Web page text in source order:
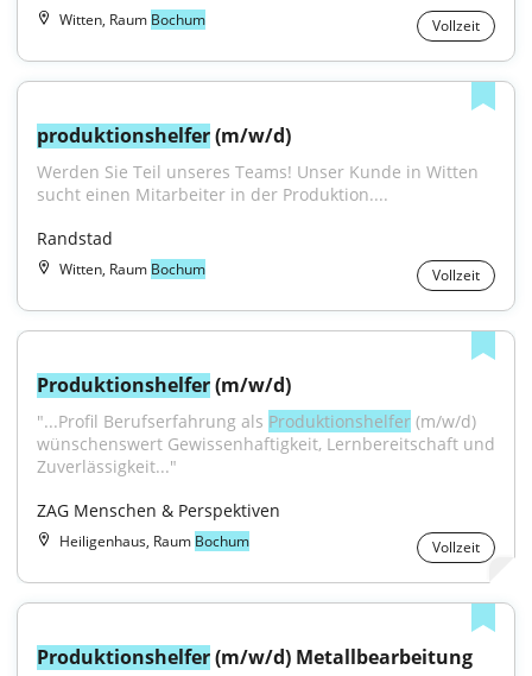
Witten, Raum Bochum Vollzeit
produktionshelfer (m/w/d)
Werden Sie Teil unseres Teams! Unser Kunde in Witten
sucht einen Mitarbeiter in der Produktion....
Randstad
Witten, Raum Bochum Vollzeit
Produktionshelfer (m/w/d)
"...Profil Berufserfahrung als Produktionshelfer (m/w/d)
wünschenswert Gewissenhaftigkeit, Lernbereitschaft und
Zuverlässigkeit..."
ZAG Menschen & Perspektiven
Heiligenhaus, Raum Bochum Vollzeit
Produktionshelfer (m/w/d) Metallbearbeitung